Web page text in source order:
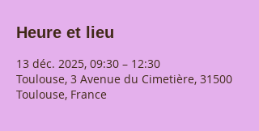
Heure et lieu
13 déc. 2025, 09:30 – 12:30
Toulouse, 3 Avenue du Cimetière, 31500
Toulouse, France